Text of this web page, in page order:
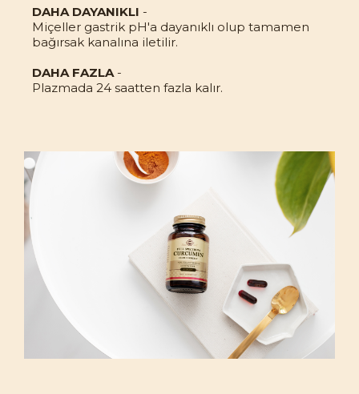
DAHA DAYANIKLI -
Miçeller gastrik pH'a dayanıklı olup tamamen
bağırsak kanalına iletilir.
DAHA FAZLA-
Plazmada 24 saatten fazla kalır.